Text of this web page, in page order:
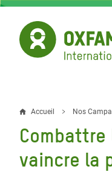
Aller
contenu
principal
Fil
d'Ariane
Accueil Nos
vaincre la